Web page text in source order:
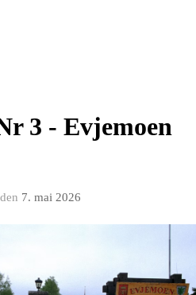
3 - Evjemoen
den 7. mai 2026